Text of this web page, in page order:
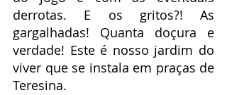
derrotas. E os gritos?! As
gargalhadas! Quanta doçura e
verdade! Este é nosso jardim do
viver que se instala em praças de
Teresina.